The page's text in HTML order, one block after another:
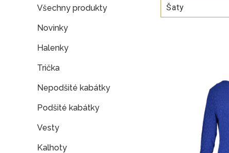
Všechny produkty
Novinky
Halenky
Trička
Nepodšité kabátky
Podšité kabátky
Vesty
Kalhoty
Šaty